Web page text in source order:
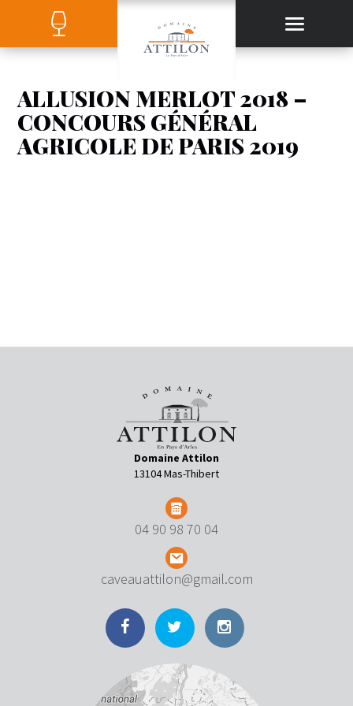
ALLUSION MERLOT 2018 –
CONCOURS GÉNÉRAL
AGRICOLE DE PARIS 2019
Domaine Attilon
13104 Mas-Thibert
04 90 98 70 04
caveauattilon@gmail.com